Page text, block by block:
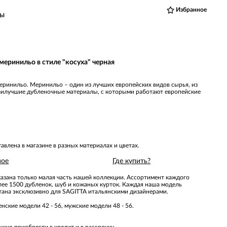
Избранное
в стиле "косуха" черная
Меринильо – один из лучших европейских видов сырья, из
дубленочные материалы, с которыми работают европейские
в магазине в разных материалах и цветах.
Где купить?
только малая часть нашей коллекции. Ассортимент каждого
1500 дубленок, шуб и кожаных курток. Каждая наша модель
эксклюзивно для SAGITTA итальянскими дизайнерами.
модели 42 - 56, мужские модели 48 - 56.